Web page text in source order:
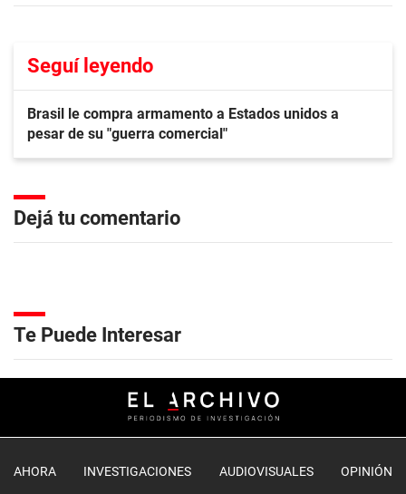
Seguí leyendo
Brasil le compra armamento a Estados unidos a
pesar de su "guerra comercial"
Dejá tu comentario
Te Puede Interesar
AHORA INVESTIGACIONES AUDIOVISUALES OPINIÓN